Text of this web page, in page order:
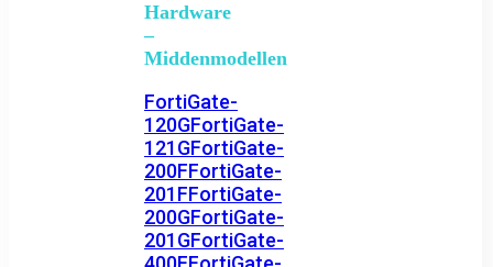
Hardware
–
Middenmodellen
FortiGate-
120GFortiGate-
121GFortiGate-
200FFortiGate-
201FFortiGate-
200GFortiGate-
201GFortiGate-